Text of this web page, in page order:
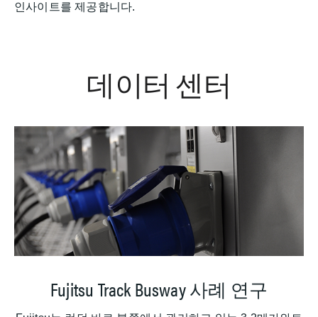
인사이트를 제공합니다.
데이터 센터
Fujitsu Track Busway 사례 연구